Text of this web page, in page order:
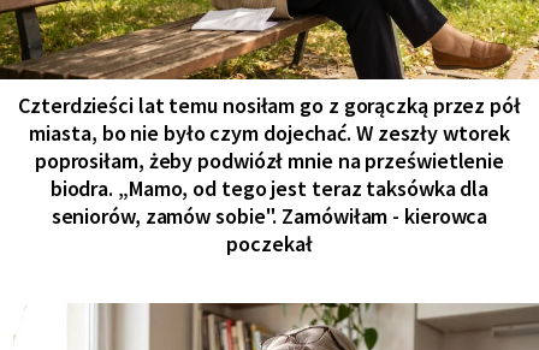
Czterdzieści lat temu nosiłam go z gorączką przez pół
miasta, bo nie było czym dojechać. W zeszły wtorek
poprosiłam, żeby podwiózł mnie na prześwietlenie
biodra. „Mamo, od tego jest teraz taksówka dla
seniorów, zamów sobie". Zamówiłam - kierowca
poczekał